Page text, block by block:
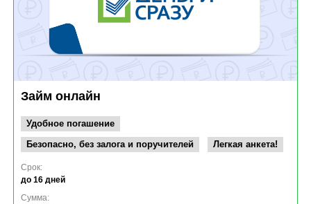
Займ онлайн
Удобное погашение
Безопасно, без залога и поручителей
Легкая анкета!
Срок:
до 16 дней
Сумма: